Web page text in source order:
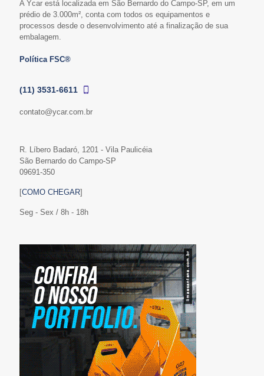
A Ycar está localizada em São Bernardo do Campo-SP, em um
prédio de 3.000m², conta com todos os equipamentos e
processos desde o desenvolvimento até a finalização de sua
embalagem.
Política FSC®
(11) 3531-6611
contato@ycar.com.br
R. Líbero Badaró, 1201 - Vila Paulicéia
São Bernardo do Campo-SP
09691-350
[COMO CHEGAR]
Seg - Sex / 8h - 18h